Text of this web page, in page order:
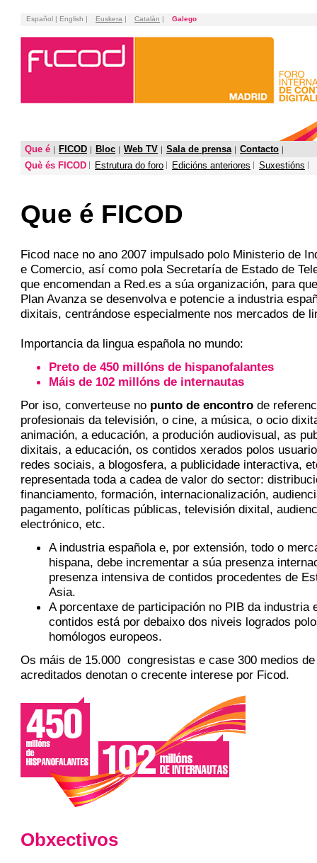
Español | English | Euskera | Catalàn | Galego
Que é FICOD Bloc Web TV Sala de prensa
Contacto
Què és FICOD
Estrutura do foro Edicións anteriores Suxestións
Que é FICOD
Ficod nace no ano 2007 impulsado polo Ministerio de
e Comercio, así como pola Secretaría de Estado de
que encomendan a Red.es a súa organización, para
Plan Avanza se desenvolva e potencie a industria
dixitais, centrándose especialmente nos mercados de
Importancia da lingua española no mundo:
Preto de 450 millóns de hispanofalantes
Máis de 102 millóns de internautas
Por iso, converteuse no punto de encontro de
profesionais da televisión, o cine, a música, o ocio
animación, a educación, a produción audiovisual, as
dixitais, a educación, os contidos xerados polos
redes sociais, a blogosfera, a publicidade interactiva,
representada toda a cadea de valor do sector:
financiamento, formación, internacionalización,
pagamento, políticas públicas, televisión dixital,
electrónico, etc.
A industria española e, por extensión, todo o
hispana, debe incrementar a súa presenza
presenza intensiva de contidos procedentes de
Asia.
A porcentaxe de participación no PIB da industria
contidos está por debaixo dos niveis logrados
homólogos europeos.
Os máis de 15.000 congresistas e case 300 medios
acreditados denotan o crecente interese por Ficod.
Obxectivos